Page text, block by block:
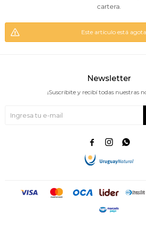
cartera.
Este artículo está
Newsletter
¡Suscribite y recibí todas nuestras
  